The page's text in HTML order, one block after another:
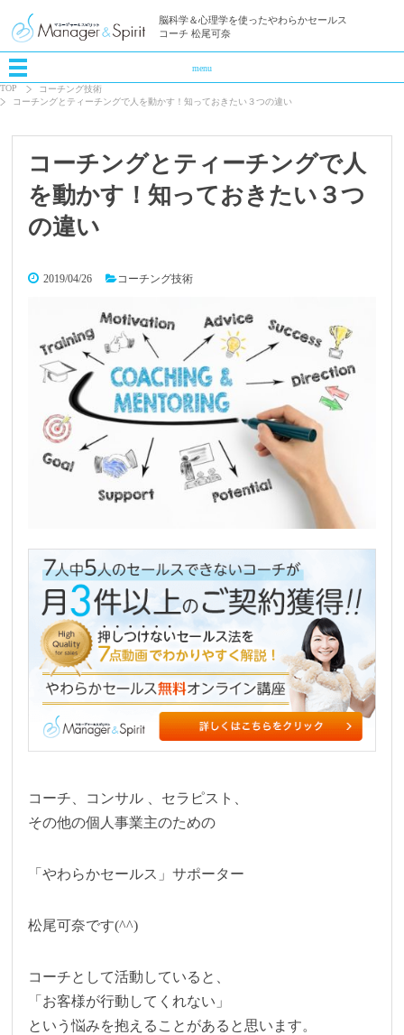
脳科学＆心理学を使ったやわらかセールス
コーチ 松尾可奈
menu
TOP
コーチング技術
コーチングとティーチングで人を動かす！知っておきたい３つの違い
コーチングとティーチングで人
を動かす！知っておきたい３つ
の違い
2019/04/26 コーチング技術
コーチ、コンサル 、セラピスト、
その他の個人事業主のための
「やわらかセールス」サポーター
松尾可奈です(^^)
コーチとして活動していると、
「お客様が行動してくれない」
という悩みを抱えることがあると思います。